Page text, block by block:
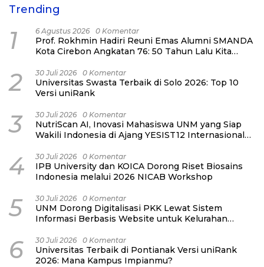
Trending
1 6 Agustus 2026 0 Komentar
Prof. Rokhmin Hadiri Reuni Emas Alumni SMANDA
Kota Cirebon Angkatan 76: 50 Tahun Lalu Kita
2 30 Juli 2026 0 Komentar
Universitas Swasta Terbaik di Solo 2026: Top 10
Versi uniRank
3 30 Juli 2026 0 Komentar
NutriScan AI, Inovasi Mahasiswa UNM yang Siap
Wakili Indonesia di Ajang YESIST12 Internasional
4 30 Juli 2026 0 Komentar
IPB University dan KOICA Dorong Riset Biosains
Indonesia melalui 2026 NICAB Workshop
5 30 Juli 2026 0 Komentar
UNM Dorong Digitalisasi PKK Lewat Sistem
Informasi Berbasis Website untuk Kelurahan
6 30 Juli 2026 0 Komentar
Universitas Terbaik di Pontianak Versi uniRank
2026: Mana Kampus Impianmu?